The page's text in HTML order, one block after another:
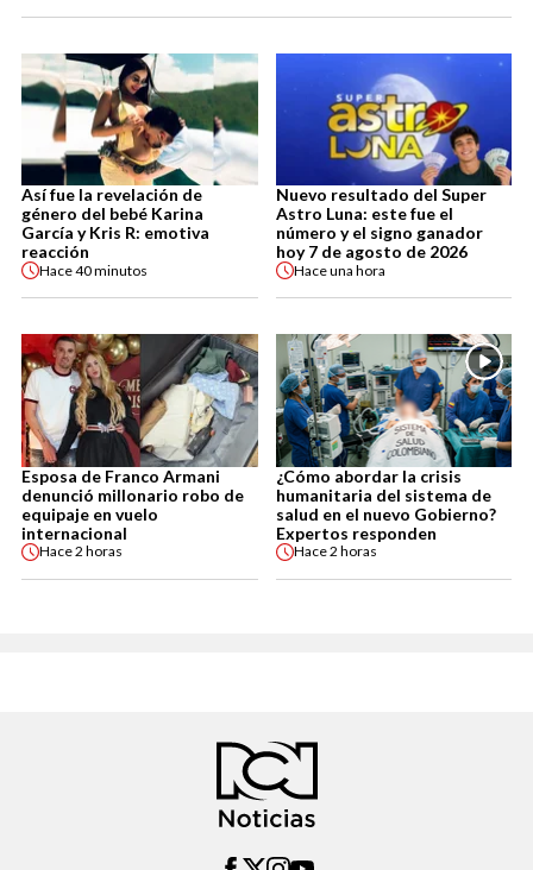
Así fue la revelación de
género del bebé Karina
García y Kris R: emotiva
reacción
Hace40 minutos
Nuevo resultado del Super
Astro Luna: este fue el
número y el signo ganador
hoy 7 de agosto de 2026
Haceuna hora
Esposa de Franco Armani
denunció millonario robo de
equipaje en vuelo
internacional
Hace2 horas
¿Cómo abordar la crisis
humanitaria del sistema de
salud en el nuevo Gobierno?
Expertos responden
Hace2 horas